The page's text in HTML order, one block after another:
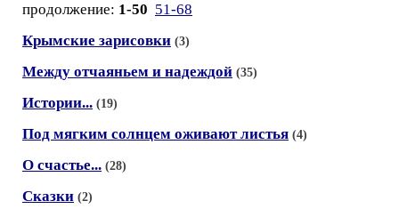
продолжение: 1-50 51-68
Крымские зарисовки (3)
Между отчаяньем и надеждой (35)
Истории... (19)
Под мягким солнцем оживают листья (4)
О счастье... (28)
Сказки (2)